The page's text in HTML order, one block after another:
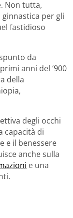
Non tutta,
per gli
fastidioso
da
anni del ‘900
della
degli occhi
capacità di
e il benessere
anche sulla
e una